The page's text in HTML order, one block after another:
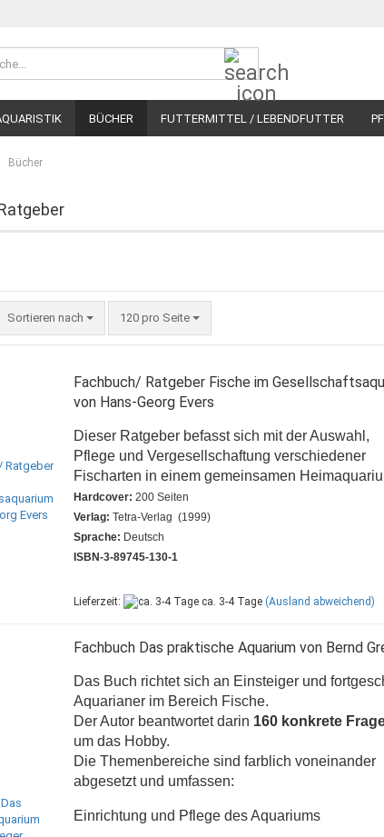
BÜCHER FUTTERMITTEL / LEBENDFUTTER
Bücher
Sortieren nach
Sortieren nach 120 pro Seite
pro Seite
Fachbuch/ Ratgeber Fische im
von Hans-Georg Evers
Dieser Ratgeber befasst sich mit der Auswahl,
Pflege und Vergesellschaftung verschiedener
Fischarten in einem gemeinsamen
Hardcover: 200 Seiten
Verlag: Tetra-Verlag (1999)
Sprache: Deutsch
ISBN-3-89745-130-1
Lieferzeit: ca. 3-4 Tage (Ausland abweichend)
Fachbuch Das praktische Aquarium von Bernd
Das Buch richtet sich an Einsteiger und
Aquarianer im Bereich Fische.
Der Autor beantwortet darin 160 konkrete
um das Hobby.
Die Themenbereiche sind farblich voneinander
abgesetzt und umfassen:
Einrichtung und Pflege des Aquariums